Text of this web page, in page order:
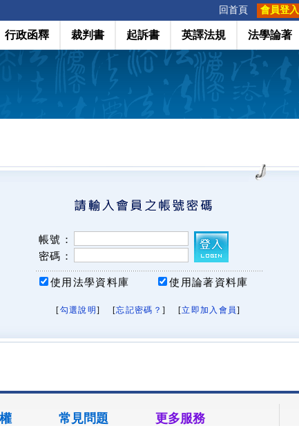
回首頁 會員登入
行政函釋 裁判書 起訴書 英譯法規 法學論著
帳號：
密碼：
使用法學資料庫 使用論著資料庫
[勾選說明 ] [忘記密碼？ ] [立即加入會員]
常見問題 更多服務